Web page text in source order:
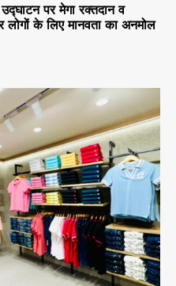
पर मेगा रक्तदान व
लोगों के लिए मानवता का अनमोल